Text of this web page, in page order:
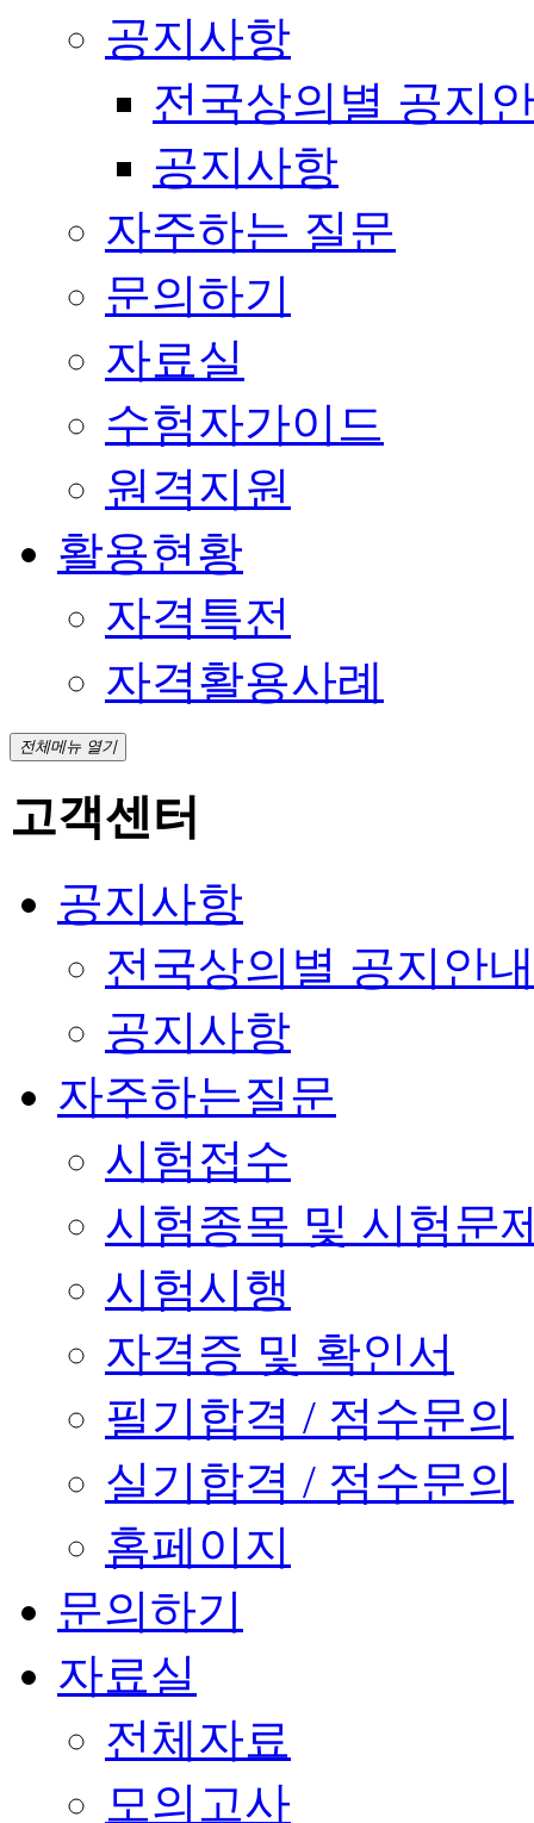
공지사항
전국상의별 공지
공지사항
자주하는 질문
문의하기
자료실
수험자가이드
원격지원
활용현황
자격특전
자격활용사례
전체메뉴 열기
고객센터
공지사항
전국상의별 공지안내
공지사항
자주하는질문
시험접수
시험종목 및 시험문
시험시행
자격증 및 확인서
필기합격 / 점수문의
실기합격 / 점수문의
홈페이지
문의하기
자료실
전체자료
모의고사